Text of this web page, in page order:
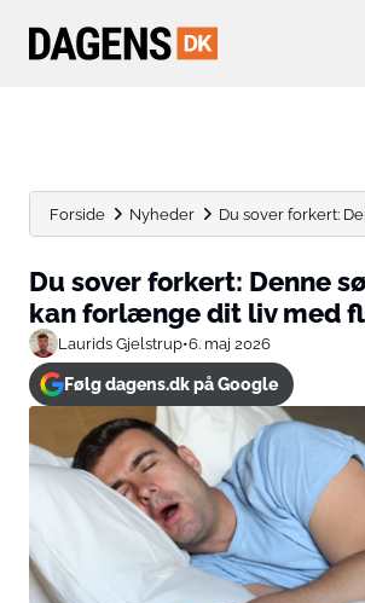
Forside Nyheder Du sover forkert:
Du sover forkert: Denne
kan forlænge dit liv med
Laurids Gjelstrup•6. maj 2026
Følg dagens.dk på Google